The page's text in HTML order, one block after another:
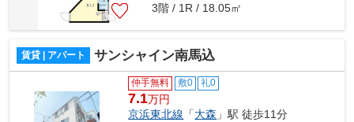
3階 / 1R / 18.05㎡
賃貸 | アパート サンシャイン南馬込
仲手無料 敷0 礼0
7.1万円
京浜東北線 「大森 」駅 徒歩11分